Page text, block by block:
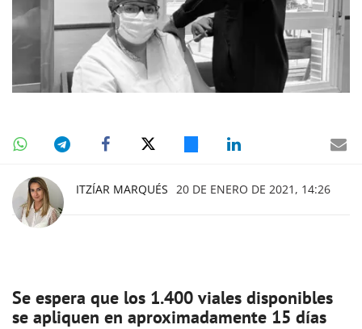
ITZÍAR MARQUÉS 20 DE ENERO DE 2021, 14:26
Se espera que los 1.400 viales disponibles
se apliquen en aproximadamente 15 días